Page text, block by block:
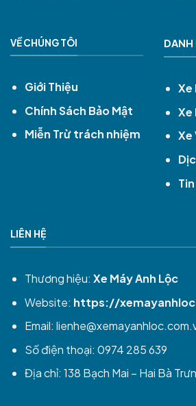
VỀ CHÚNG TÔI
Giới Thiệu
Chính Sách Bảo Mật
Miễn Trừ trách nhiệm
DANH
Xe
Xe
Xe
LIÊN HỆ
Thương hiệu: Xe Máy Anh Lộc
Website: https://
Email:
Số điện thoại: 0974 285 639
Địa chỉ: 138 Bạch Mai – Hai Bà